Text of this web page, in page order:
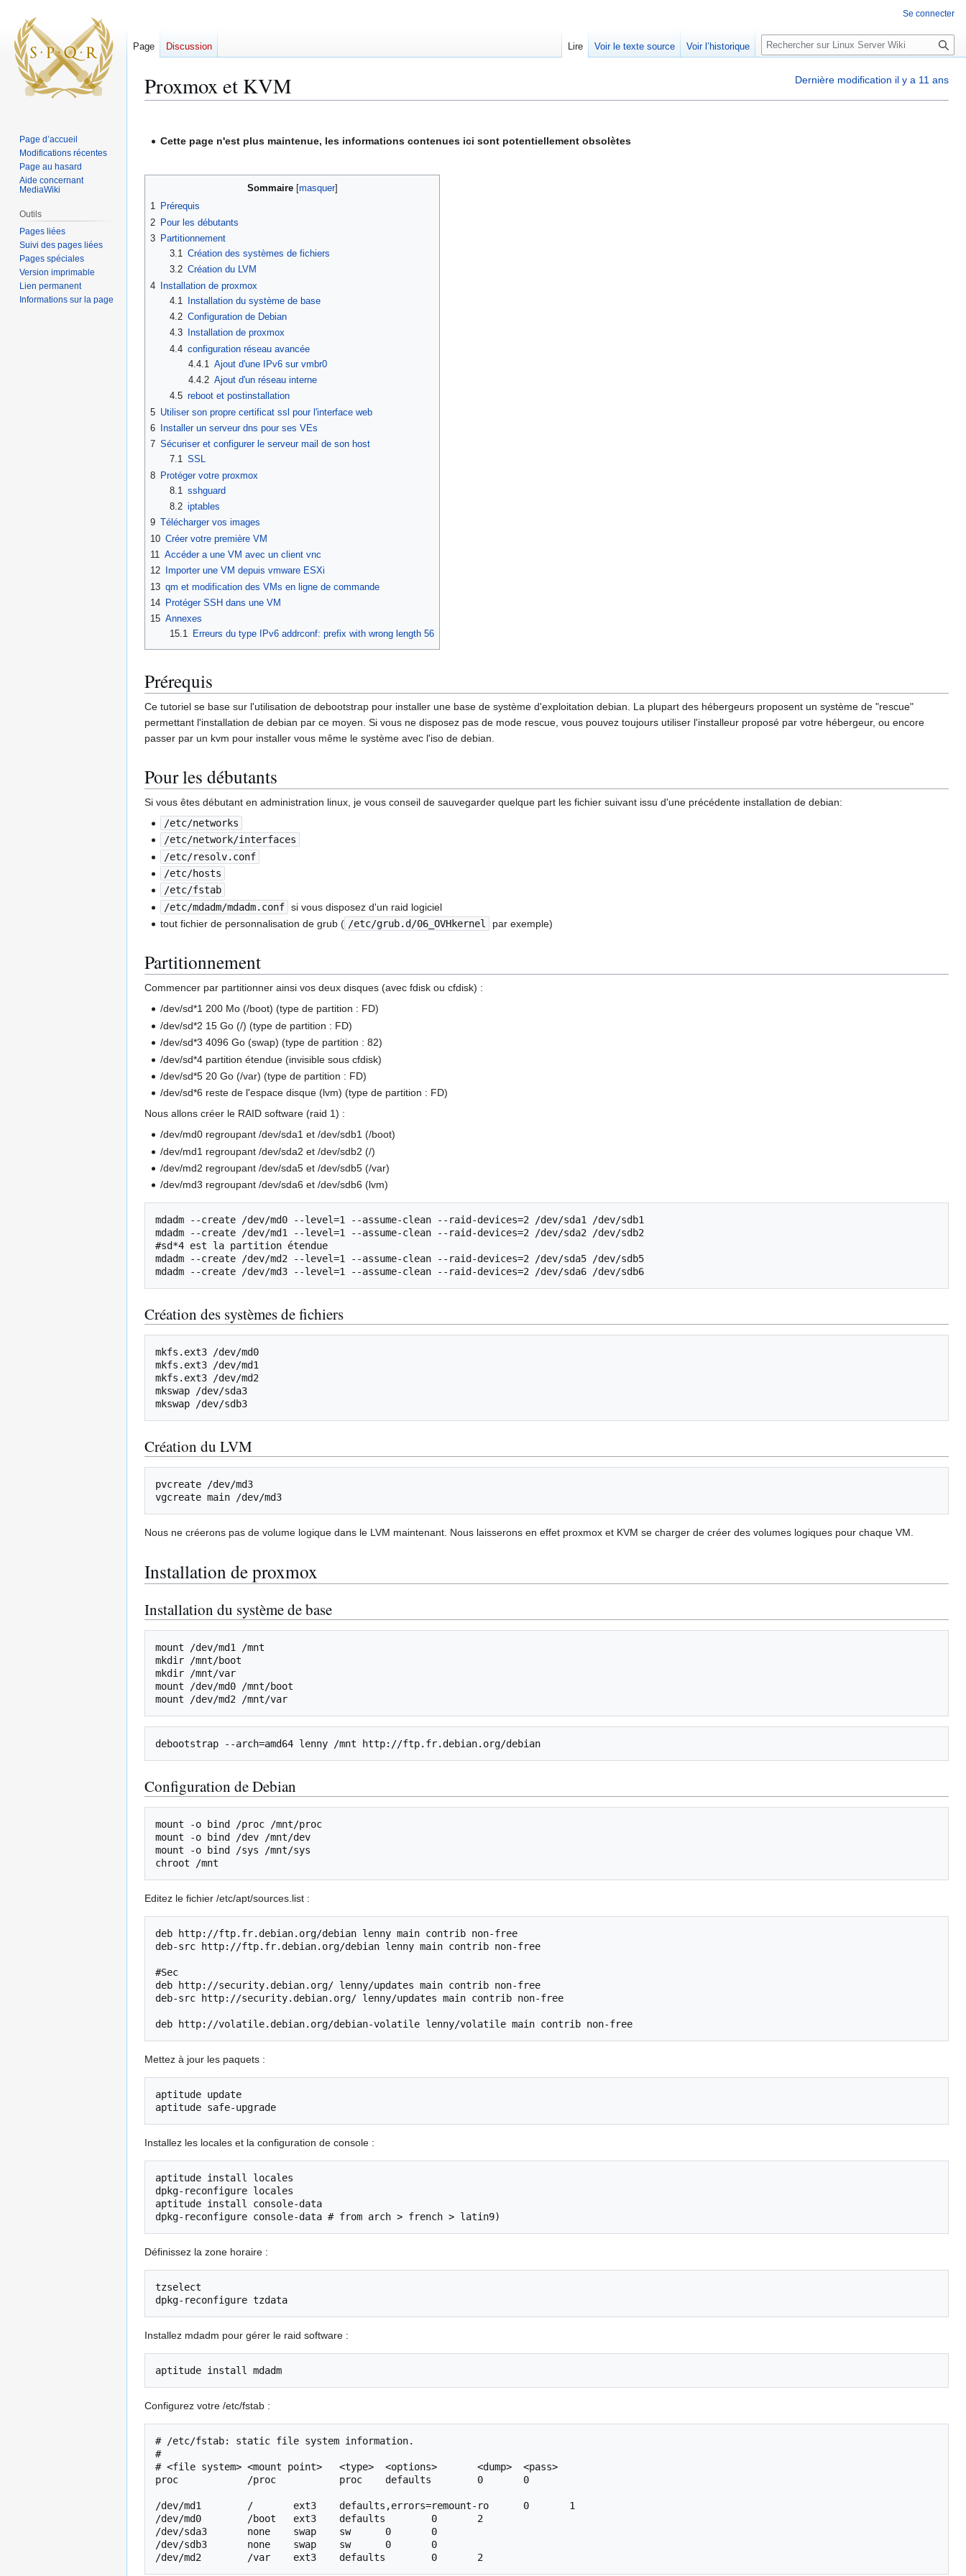
Dernière modification il y a 11 ans
Proxmox et KVM
Cette page n'est plus maintenue, les informations contenues ici sont potentiellement obsolètes
Sommaire
1 Prérequis
2 Pour les débutants
3 Partitionnement
3.1 Création des systèmes de fichiers
3.2 Création du LVM
4
Installation de proxmox
4.1
Installation du système de base
4.2 Configuration de Debian
4.3
Installation de proxmox
4.4 configuration réseau avancée
4.4.1
Ajout d'une IPv6 sur vmbr0
4.4.2 Ajout d'un réseau interne
4.5 reboot et postinstallation
5 Utiliser son propre certificat ssl pour l'interface web
6
Installer un serveur dns pour ses VEs
7 Sécuriser et configurer le serveur mail de son host
7.1 SSL
8 Protéger votre proxmox
8.1 sshguard
8.2 iptables
9 Télécharger vos images
10 Créer votre première VM
11 Accéder a une VM avec un client vnc
12
Importer une VM depuis vmware ESXi
13 qm et modification des VMs en ligne de commande
14 Protéger SSH dans une VM
15 Annexes
15.1
Erreurs du type IPv6 addrconf: prefix with wrong length 56
Prérequis
Ce tutoriel se base sur l'utilisation de debootstrap pour installer une base de système d'exploitation debian. La plupart des hébergeurs proposent un système de "rescue"
permettant l'installation de debian par ce moyen. Si vous ne disposez pas de mode rescue, vous pouvez toujours utiliser l'installeur proposé par votre hébergeur, ou encore
passer par un kvm pour installer vous même le système avec l'iso de debian.
Pour les débutants
Si vous êtes débutant en administration linux, je vous conseil de sauvegarder quelque part les fichier suivant issu d'une précédente installation de debian:
/etc/networks
/etc/network/interfaces
/etc/resolv.conf
/etc/hosts
/etc/fstab
/etc/mdadm/mdadm.conf si vous disposez d'un raid logiciel
tout fichier de personnalisation de grub ( /etc/grub.d/06_OVHkernel par exemple)
Partitionnement
Commencer par partitionner ainsi vos deux disques (avec fdisk ou cfdisk) :
/dev/sd*1 200 Mo (/boot) (type de partition : FD)
/dev/sd*2 15 Go (/) (type de partition : FD)
/dev/sd*3 4096 Go (swap) (type de partition : 82)
/dev/sd*4 partition étendue (invisible sous cfdisk)
/dev/sd*5 20 Go (/var) (type de partition : FD)
/dev/sd*6 reste de l'espace disque (lvm) (type de partition : FD)
Nous allons créer le RAID software (raid 1) :
/dev/md0 regroupant /dev/sda1 et /dev/sdb1 (/boot)
/dev/md1 regroupant /dev/sda2 et /dev/sdb2 (/)
/dev/md2 regroupant /dev/sda5 et /dev/sdb5 (/var)
/dev/md3 regroupant /dev/sda6 et /dev/sdb6 (lvm)
mdadm --create /dev/md0 --level=1 --assume-clean --raid-devices=2 /dev/sda1 /dev/sdb1
mdadm --create /dev/md1 --level=1 --assume-clean --raid-devices=2 /dev/sda2 /dev/sdb2
#sd*4 est la partition étendue
mdadm --create /dev/md2 --level=1 --assume-clean --raid-devices=2 /dev/sda5 /dev/sdb5
Création des systèmes de fichiers
mkfs.ext3 /dev/md0
mkfs.ext3 /dev/md1
mkfs.ext3 /dev/md2
mkswap /dev/sda3
Création du LVM
pvcreate /dev/md3
Nous ne créerons pas de volume logique dans le LVM maintenant. Nous laisserons en effet proxmox et KVM se charger de créer des volumes logiques pour chaque VM.
Installation de proxmox
Installation du système de base
mount /dev/md1 /mnt
mkdir /mnt/boot
mkdir /mnt/var
mount /dev/md0 /mnt/boot
debootstrap --arch=amd64 lenny /mnt http://ftp.fr.debian.org/debian
Configuration de Debian
mount -o bind /proc /mnt/proc
mount -o bind /dev /mnt/dev
mount -o bind /sys /mnt/sys
Editez le fichier /etc/apt/sources.list :
deb http://ftp.fr.debian.org/debian lenny main contrib non-free
deb-src http://ftp.fr.debian.org/debian lenny main contrib non-free
#Sec
deb http://security.debian.org/ lenny/updates main contrib non-free
deb-src http://security.debian.org/ lenny/updates main contrib non-free
Mettez à jour les paquets :
aptitude update
Installez les locales et la configuration de console :
aptitude install locales
dpkg-reconfigure locales
aptitude install console-data
Définissez la zone horaire :
tzselect
Installez mdadm pour gérer le raid software :
Configurez votre /etc/fstab :
# /etc/fstab: static file system information.
#
# <file system> <mount point>   <type>  <options>       <dump>  <pass>
proc            /proc           proc    defaults        0       0
/dev/md1        /       ext3    defaults,errors=remount-ro      0       1
/dev/md0        /boot   ext3    defaults        0       2
/dev/sda3       none    swap    sw      0       0
/dev/sdb3       none    swap    sw      0       0
Se connecter
Page Discussion Lire Voir le texte source Voir l’historique
R
e
e
Page d’accueil
Modifications récentes
Page au hasard
Aide concernant
MediaWiki
Outils
Pages liées
Suivi des pages liées
Pages spéciales
Version imprimable
Lien permanent
Informations sur la page